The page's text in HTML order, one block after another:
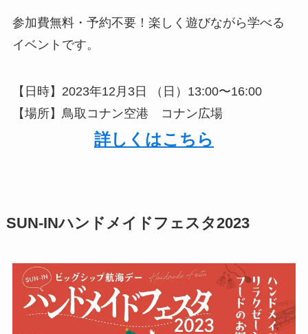
参加費無料・予約不要！楽しく遊びながら学べる
イベントです。
【日時】2023年12月3日 （日）13:00〜16:00
【場所】鳥取コナン空港 コナン広場
詳しくはこちら
SUN-INハンドメイドフェスタ2023